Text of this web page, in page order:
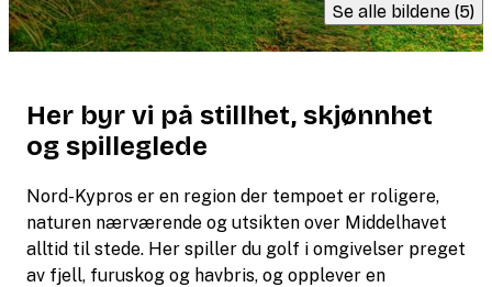
Se alle bildene (5)
Her byr vi på stillhet, skjønnhet
og spilleglede
Nord-Kypros er en region der tempoet er roligere,
naturen nærværende og utsikten over Middelhavet
alltid til stede. Her spiller du golf i omgivelser preget
av fjell, furuskog og havbris, og opplever en